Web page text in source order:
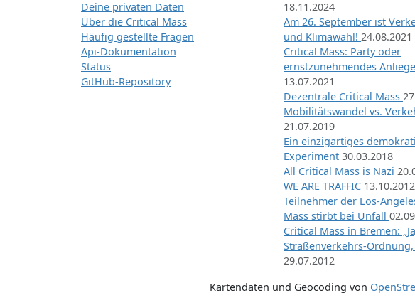
Deine privaten Daten
Über die Critical Mass
Häufig gestellte Fragen
Api-Dokumentation
Status
GitHub-Repository
18.11.2024
Am 26. September ist
und Klimawahl! 24.08.2021
Critical Mass: Party oder
ernstzunehmendes
13.07.2021
Dezentrale Critical Mass
Mobilitätswandel vs.
21.07.2019
Ein einzigartiges
Experiment 30.03.2018
All Critical Mass is Nazi
WE ARE TRAFFIC 13.10.2012
Teilnehmer der Los-
Mass stirbt bei Unfall
Critical Mass in Bremen:
Straßenverkehrs-Ordnung,
29.07.2012
Kartendaten und Geocoding von